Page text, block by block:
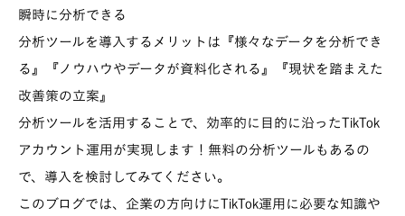
瞬時に分析できる
分析ツールを導入するメリットは『様々なデータを分析でき
る』『ノウハウやデータが資料化される』『現状を踏まえた
改善策の立案』
分析ツールを活用することで、効率的に目的に沿ったTikTok
アカウント運用が実現します！無料の分析ツールもあるの
で、導入を検討してみてください。
このブログでは、企業の方向けにTikTok運用に必要な知識や